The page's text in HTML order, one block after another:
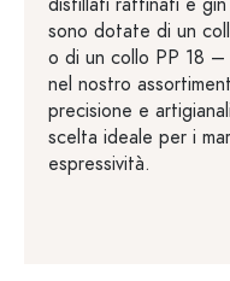
sono dotate di un
o di un collo PP 18
nel nostro
precisione e
scelta ideale per i
espressività.